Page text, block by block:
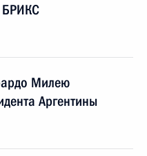
БРИКС
Милею
Аргентины